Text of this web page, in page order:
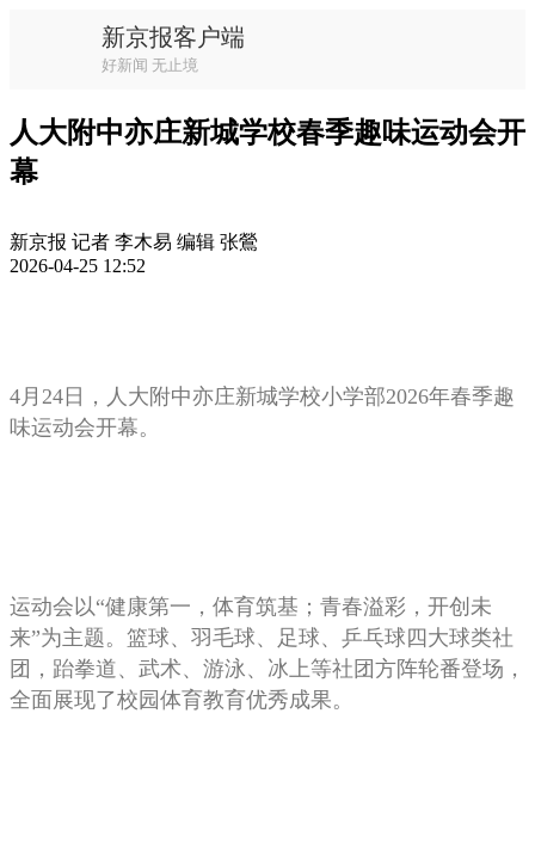
新京报客户端
好新闻 无止境
人大附中亦庄新城学校春季趣味运动会开
幕
新京报 记者 李木易 编辑 张鶯
2026-04-25 12:52
4月24日，人大附中亦庄新城学校小学部2026年春季趣
味运动会开幕。
运动会以“健康第一，体育筑基；青春溢彩，开创未
来”为主题。篮球、羽毛球、足球、乒乓球四大球类社
团，跆拳道、武术、游泳、冰上等社团方阵轮番登场，
全面展现了校园体育教育优秀成果。